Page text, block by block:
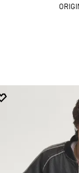
أديداس التطبيق فقط •